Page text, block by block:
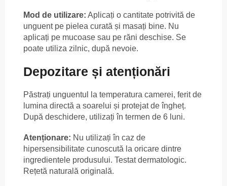
Mod de utilizare: Aplicați o cantitate potrivită de
unguent pe pielea curată și masați bine. Nu
aplicați pe mucoase sau pe răni deschise. Se
poate utiliza zilnic, după nevoie.
Depozitare și atenționări
Păstrați unguentul la temperatura camerei, ferit de
lumina directă a soarelui și protejat de îngheț.
După deschidere, utilizați în termen de 6 luni.
Atenționare: Nu utilizați în caz de
hipersensibilitate cunoscută la oricare dintre
ingredientele produsului. Testat dermatologic.
Rețetă naturală originală.